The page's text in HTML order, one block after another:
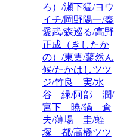
ろ）/瀬下猛/ヨウ
イチ/岡野陽一/秦
愛武/森巡る/高野
正成（きしたか
の）/東雲/蓼然ん
候/たかはしツツ
ジ/竹良 実/水
谷 緑/阿部 潤/
宮下 暁/鍋 倉
夫/薄場 圭/蛭
塚 都/高橋ツツ